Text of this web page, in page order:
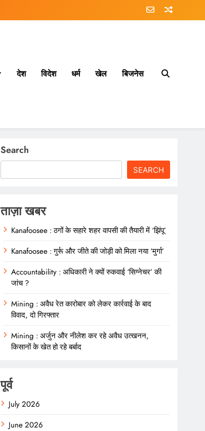
देश विदेश धर्म खेल बिजनेस
Search
SEARCH
ताज़ा खबर
Kanafoosee : ठगों के सहारे शहर वापसी की तैयारी में ‘झिंपू’
Kanafoosee : गुर्रू और जीते की जोड़ी को मिला नया ‘मुर्गा’
Accountability : अधिकारी ने क्यों रुकवाई ‘सिग्नेचर’ की
जांच ?
Mining : अवैध रेत कारोबार को लेकर कार्रवाई के बाद
विवाद, दो गिरफ्तार
Mining : अर्जुन और नीलेश कर रहे अवैध उत्खनन,
किसानों के खेत हो रहे बर्बाद
पूर्व
July 2026
June 2026